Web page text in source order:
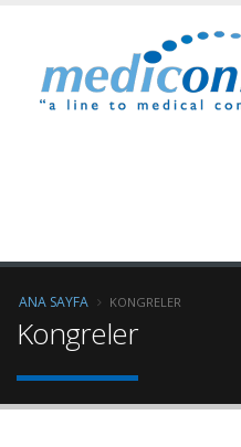
ANA SAYFA KONGRELER
Kongreler